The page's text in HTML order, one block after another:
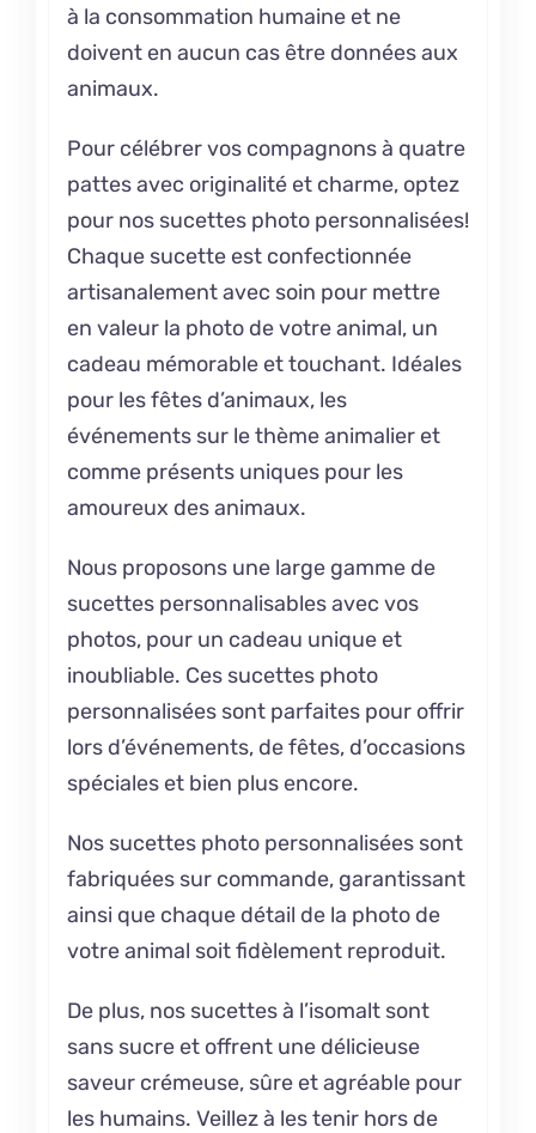
à la consommation humaine et ne
doivent en aucun cas être données aux
animaux.
Pour célébrer vos compagnons à quatre
pattes avec originalité et charme, optez
pour nos sucettes photo personnalisées!
Chaque sucette est confectionnée
artisanalement avec soin pour mettre
en valeur la photo de votre animal, un
cadeau mémorable et touchant. Idéales
pour les fêtes d’animaux, les
événements sur le thème animalier et
comme présents uniques pour les
amoureux des animaux.
Nous proposons une large gamme de
sucettes personnalisables avec vos
photos, pour un cadeau unique et
inoubliable. Ces sucettes photo
personnalisées sont parfaites pour offrir
lors d’événements, de fêtes, d’occasions
spéciales et bien plus encore.
Nos sucettes photo personnalisées sont
fabriquées sur commande, garantissant
ainsi que chaque détail de la photo de
votre animal soit fidèlement reproduit.
De plus, nos sucettes à l’isomalt sont
sans sucre et offrent une délicieuse
saveur crémeuse, sûre et agréable pour
les humains. Veillez à les tenir hors de